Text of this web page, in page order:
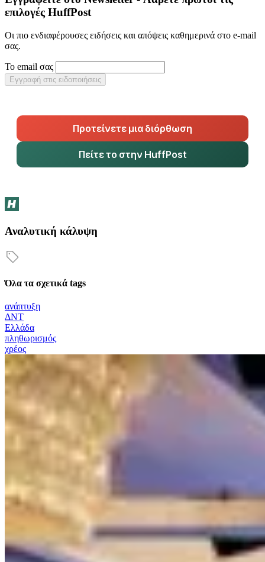
επιλογές HuffPost
Οι πιο ενδιαφέρουσες ειδήσεις και απόψεις καθημερινά στο e-mail
σας.
Το email σας
Εγγραφή στις ειδοποιήσεις
Προτείνετε μια διόρθωση
Πείτε το στην HuffPost
Αναλυτική κάλυψη
Όλα τα σχετικά tags
ανάπτυξη
ΔΝΤ
Ελλάδα
πληθωρισμός
χρέος